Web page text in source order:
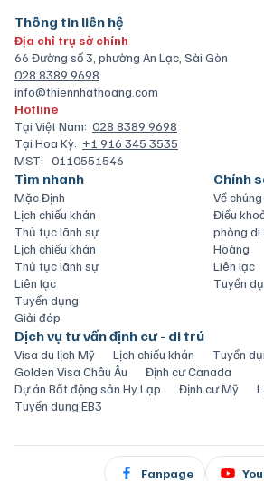
Thông tin liên hệ
Địa chỉ trụ sở chính
66 Đường số 3, phường An Lạc, Sài Gòn
028 8389 9698
info@thiennhathoang.com
Hotline
Tại Việt Nam: 028 8389 9698
Tại Hoa Kỳ: +1 916 345 3535
MST: 0110551546
Tìm nhanh
Mặc Định
Lịch chiếu khán
Thủ tục lãnh sự
Lịch chiếu khán
Thủ tục lãnh sự
Liên lạc
Tuyển dụng
Giải đáp
Chính
Về
Điều
phòng di
Hoàng
Liên lạc
Tuyển
Dịch vụ tư vấn định cư - di trú
Visa du lịch Mỹ Lịch chiếu khán
Tuyển
Golden Visa Châu Âu
Định cư Canada
Dự án Bất động sản Hy Lạp
Định cư Mỹ
Tuyển dụng EB3
Fanpage